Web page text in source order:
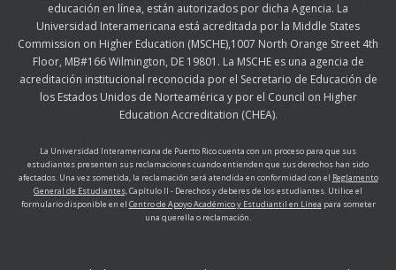
educación en línea, están autorizados por dicha Agencia. La
Universidad Interamericana está acreditada por la Middle States
Commission on Higher Education (MSCHE),1007 North Orange Street 4th
Floor, MB#166 Wilmington, DE 19801. La MSCHE es una agencia de
acreditación institucional reconocida por el Secretario de Educación de
los Estados Unidos de Norteamérica y por el Council on Higher
Education Accreditation (CHEA).
La Universidad Interamericana de Puerto Rico cuenta con un proceso para que sus
estudiantes presenten sus reclamaciones cuando entienden que sus derechos han sido
afectados. Una vez sometida, la reclamación será atendida en conformidad con el Reglamento
General de Estudiantes,Capítulo II - Derechos y deberes de los estudiantes. Utilice el
formulario disponible en el Centro de Apoyo Académico y Estudiantil en Línea para someter
una querella o reclamación.